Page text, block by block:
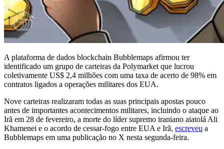
A plataforma de dados blockchain Bubblemaps afirmou ter
identificado um grupo de carteiras da Polymarket que lucrou
coletivamente US$ 2,4 milhões com uma taxa de acerto de 98% em
contratos ligados a operações militares dos EUA.
Nove carteiras realizaram todas as suas principais apostas pouco
antes de importantes acontecimentos militares, incluindo o ataque ao
Irã em 28 de fevereiro, a morte do líder supremo iraniano aiatolá Ali
Khamenei e o acordo de cessar-fogo entre EUA e Irã, escreveu a
Bubblemaps em uma publicação no X nesta segunda-feira.